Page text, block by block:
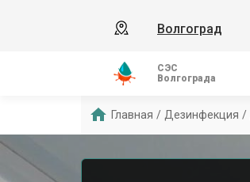
Волгоград
СЭС
Волгограда
Главная / Дезинфекция /